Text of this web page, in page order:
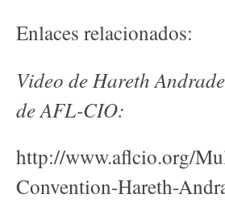
Enlaces relacionados:
Video de Hareth
de AFL-CIO:
http://www.aflcio.org/
Convention-Hareth-